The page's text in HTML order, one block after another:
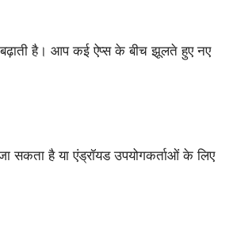
है। आप कई ऐप्स के बीच झूलते हुए नए
सकता है या एंड्रॉयड उपयोगकर्ताओं के लिए